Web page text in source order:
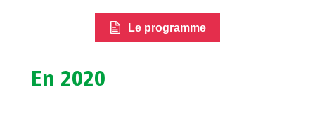
Le programme
En 2020